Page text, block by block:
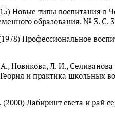
Новые типы воспитания в
образования. № 3. С.
Профессиональное
Новикова, Л. И.,
и практика школьных
Лабиринт света и рай